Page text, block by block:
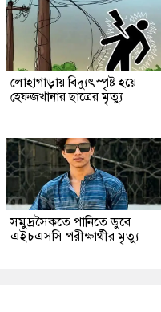
লোহাগাড়ায় বিদ্যুৎস্পৃষ্ট হয়ে
হেফজখানার ছাত্রের মৃত্যু
সমুদ্রসৈকতে পানিতে ডুবে
এইচএসসি পরীক্ষার্থীর মৃত্যু